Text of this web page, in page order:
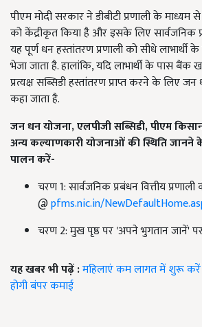
पीएम मोदी सरकार ने डीबीटी प्रणाली के माध्यम
को केंद्रीकृत किया है और इसके लिए सार्वजनिक
यह पूर्ण धन हस्तांतरण प्रणाली को सीधे
भेजा जाता है. हालांकि, यदि लाभार्थी के पास बैंक
प्रत्यक्ष सब्सिडी हस्तांतरण प्राप्त करने के लिए
कहा जाता है.
जन धन योजना, एलपीजी सब्सिडी, पीएम
अन्य कल्याणकारी योजनाओं की स्थिति जानने
पालन करें-
चरण 1: सार्वजनिक प्रबंधन वित्तीय
@pfms.nic.in/
चरण 2: मुख पृष्ठ पर 'अपने भुगतान जानें'
यह खबर भी पढ़ें :महिलाएं कम लागत में शुरू
होगी बंपर कमाई